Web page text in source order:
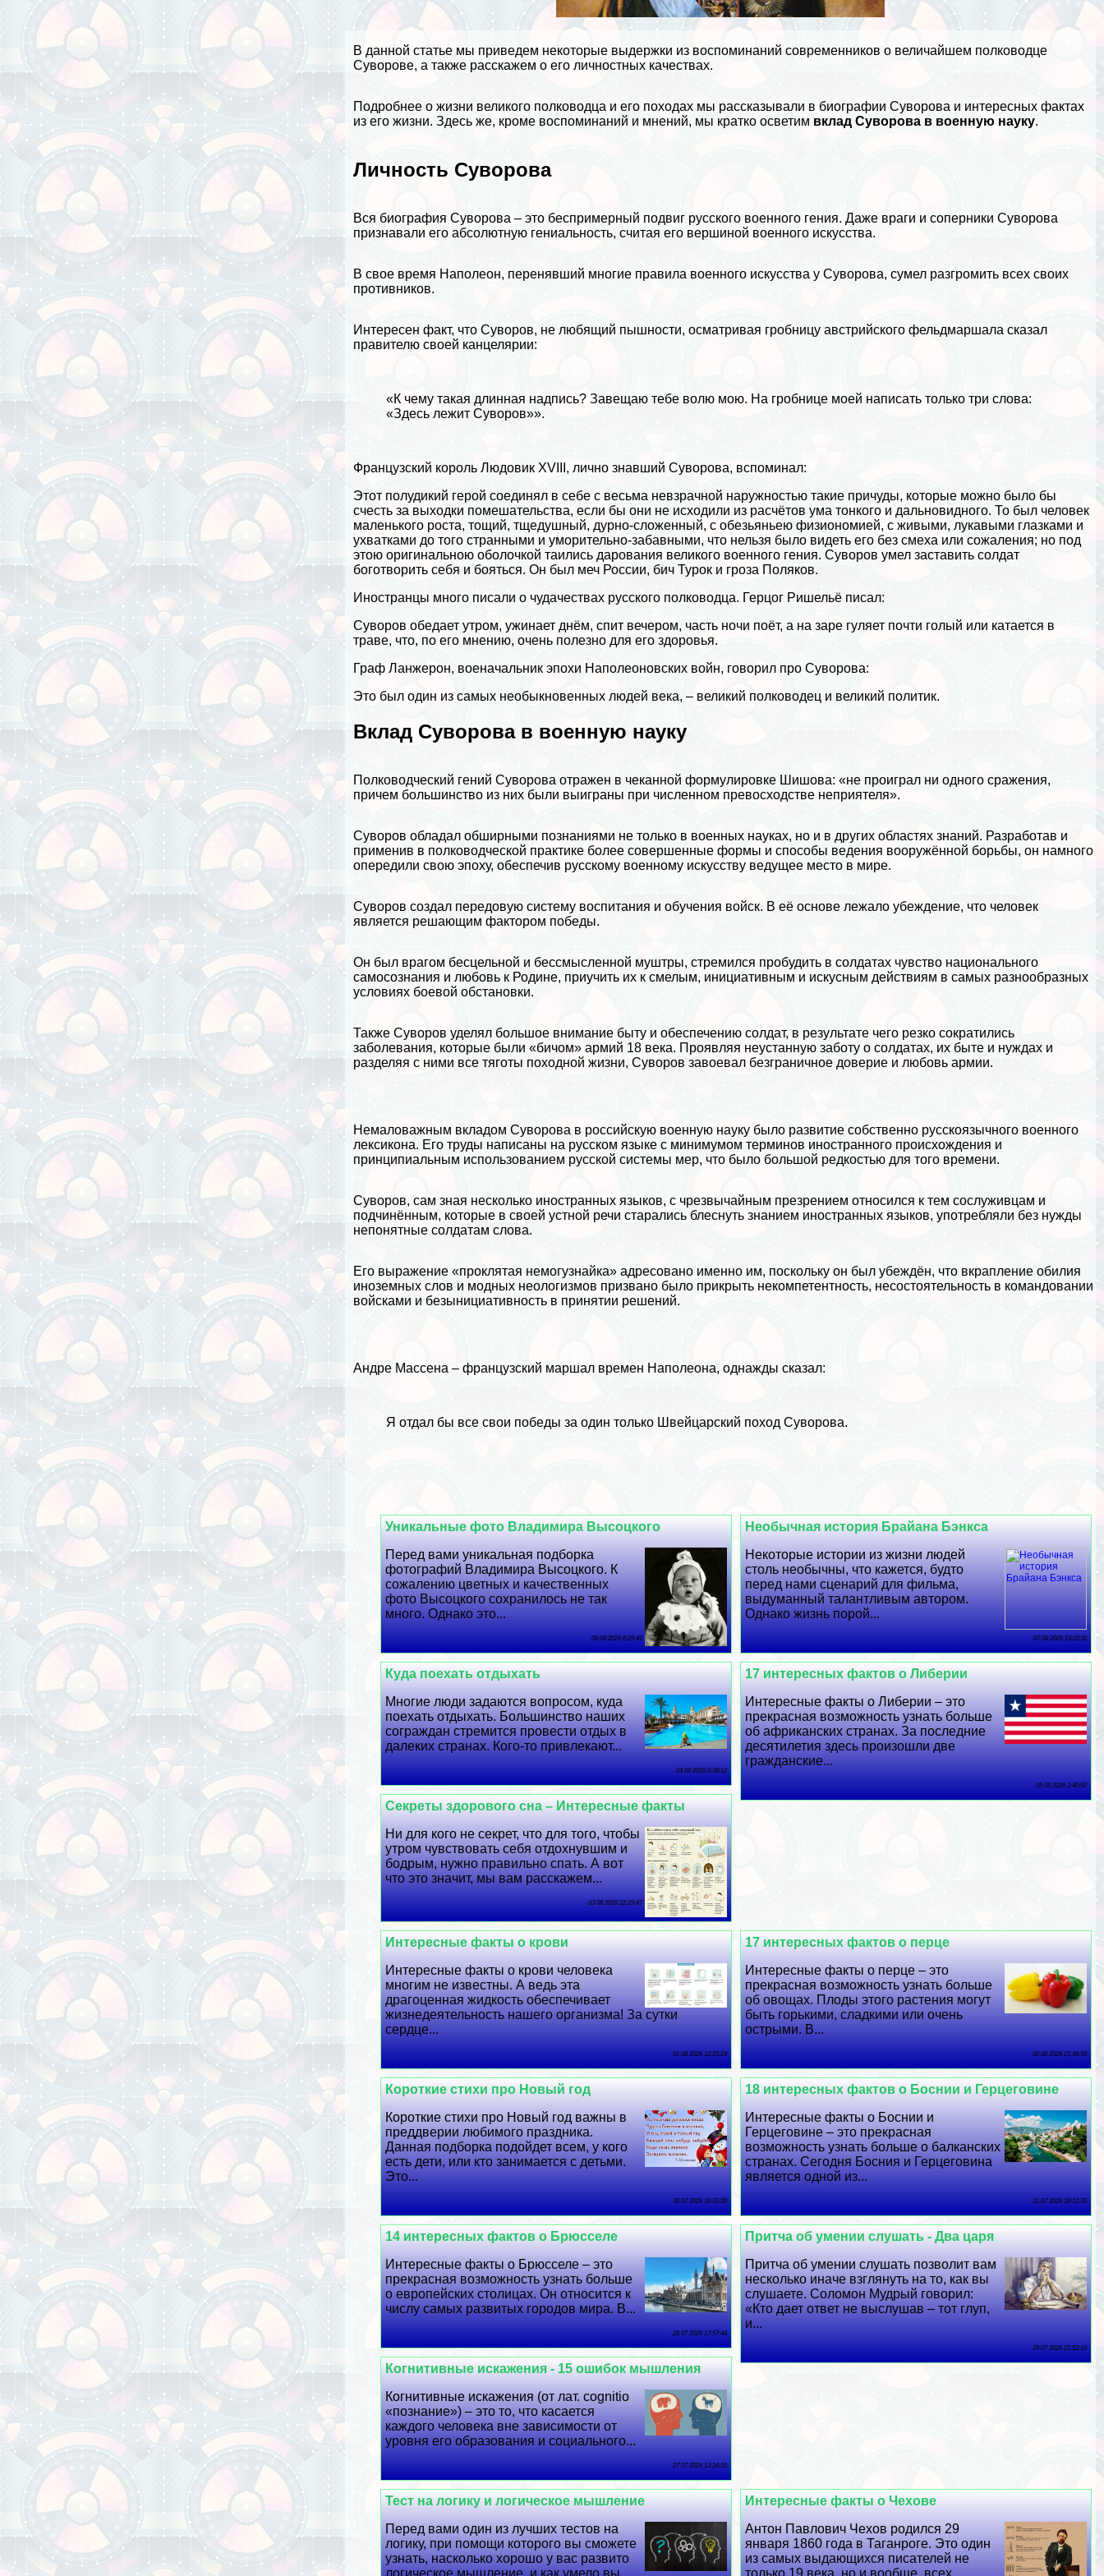
В данной статье мы приведем некоторые выдержки из воспоминаний современников о величайшем полководце
Суворове, а также расскажем о его личностных качествах.
Подробнее о жизни великого полководца и его походах мы рассказывали в биографии Суворова и интересных фактах
из его жизни. Здесь же, кроме воспоминаний и мнений, мы кратко осветим вклад Суворова в военную науку.
Личность Суворова
Вся биография Суворова – это беспримерный подвиг русского военного гения. Даже враги и соперники Суворова
признавали его абсолютную гениальность, считая его вершиной военного искусства.
В свое время Наполеон, перенявший многие правила военного искусства у Суворова, сумел разгромить всех своих
противников.
Интересен факт, что Суворов, не любящий пышности, осматривая гробницу австрийского фельдмаршала сказал
правителю своей канцелярии:
«К чему такая длинная надпись? Завещаю тебе волю мою. На гробнице моей написать только три слова:
«Здесь лежит Суворов»».
Французский король Людовик XVIII, лично знавший Суворова, вспоминал:
Этот полудикий герой соединял в себе с весьма невзрачной наружностью такие причуды, которые можно было бы
счесть за выходки помешательства, если бы они не исходили из расчётов ума тонкого и дальновидного. То был человек
маленького роста, тощий, тщедушный, дурно-сложенный, с обезьяньею физиономией, с живыми, лукавыми глазками и
ухватками до того странными и уморительно-забавными, что нельзя было видеть его без смеха или сожаления; но под
этою оригинальною оболочкой таились дарования великого военного гения. Суворов умел заставить солдат
боготворить себя и бояться. Он был меч России, бич Турок и гроза Поляков.
Иностранцы много писали о чудачествах русского полководца. Герцог Ришельё писал:
Суворов обедает утром, ужинает днём, спит вечером, часть ночи поёт, а на заре гуляет почти гoлый или катается в
траве, что, по его мнению, очень полезно для его здоровья.
Граф Ланжерон, военачальник эпохи Наполеоновских войн, говорил про Суворова:
Это был один из самых необыкновенных людей века, – великий полководец и великий политик.
Вклад Суворова в военную науку
Полководческий гений Суворова отражен в чеканной формулировке Шишова: «не проиграл ни одного сражения,
причем большинство из них были выиграны при численном превосходстве неприятеля».
Суворов обладал обширными познаниями не только в военных науках, но и в других областях знаний. Разработав и
применив в полководческой пpaктике более совершенные формы и способы ведения вооружённой борьбы, он намного
опередили свою эпоху, обеспечив русскому военному искусству ведущее место в мире.
Суворов создал передовую систему воспитания и обучения войск. В её основе лежало убеждение, что человек
является решающим фактором победы.
Он был врагом бесцельной и бессмысленной муштры, стремился пробудить в солдатах чувство национального
самосознания и любовь к Родине, приучить их к смелым, инициативным и искусным действиям в самых разнообразных
условиях боевой обстановки.
Также Суворов уделял большое внимание быту и обеспечению солдат, в результате чего резко сократились
заболевания, которые были «бичом» армий 18 века. Проявляя неустанную заботу о солдатах, их быте и нуждах и
разделяя с ними все тяготы походной жизни, Суворов завоевал безграничное доверие и любовь армии.
Немаловажным вкладом Суворова в российскую военную науку было развитие собственно русскоязычного военного
лексикона. Его труды написаны на русском языке с минимумом терминов иностранного происхождения и
принципиальным использованием русской системы мер, что было большой редкостью для того времени.
Суворов, сам зная несколько иностранных языков, с чрезвычайным презрением относился к тем сослуживцам и
подчинённым, которые в своей устной речи старались блеснуть знанием иностранных языков, употрeбляли без нужды
непонятные солдатам слова.
Его выражение «проклятая немогузнайка» адресовано именно им, поскольку он был убеждён, что вкрапление обилия
иноземных слов и модных неологизмов призвано было прикрыть некомпетентность, несостоятельность в комaндовании
войсками и безынициативность в принятии решений.
Андре Массена – французский маршал времен Наполеона, однажды сказал:
Я отдал бы все свои победы за один только Швейцарский поход Суворова.
Необычная история Брайана Бэнкса
Некоторые истории из жизни людей
столь необычны, что кажется, будто
перед нами сценарий для фильма,
выдуманный талантливым автором.
Однако жизнь порой...
07 08 2026 19:22:11
Уникальные фото Владимира Высоцкого
Перед вами уникальная подборка
фотографий Владимира Высоцкого. К
сожалению цветных и качественных
фото Высоцкого сохранилось не так
много. Однако это...
06 08 2026 8:25:49
17 интересных фактов о Либерии
Интересные факты о Либерии – это
прекрасная возможность узнать больше
об африканских странах. За последние
десятилетия здесь произошли две
гражданские...
05 08 2026 2:40:50
Куда поехать отдыхать
Многие люди задаются вопросом, куда
поехать отдыхать. Большинство наших
сограждан стремится провести отдых в
далеких странах. Кого-то привлекают...
04 08 2026 0:38:12
Секреты здорового сна – Интересные факты
Ни для кого не секрет, что для того, чтобы
утром чувствовать себя отдохнувшим и
бодрым, нужно правильно спать. А вот
что это значит, мы вам расскажем...
03 08 2026 22:29:47
17 интересных фактов о перце
Интересные факты о перце – это
прекрасная возможность узнать больше
об овощах. Плоды этого растения могут
быть горькими, сладкими или очень
острыми. В...
02 08 2026 21:48:59
Интересные факты о крови
Интересные факты о крови человека
многим не известны. А ведь эта
драгоценная жидкость обеспечивает
жизнедеятельность нашего организма! За сутки
сердце...
01 08 2026 12:25:24
18 интересных фактов о Боснии и Герцеговине
Интересные факты о Боснии и
Герцеговине – это прекрасная
возможность узнать больше о балканских
странах. Сегодня Босния и Герцеговина
является одной из...
31 07 2026 18:12:35
Короткие стихи про Новый год
Короткие стихи про Новый год важны в
преддверии любимого праздника.
Данная подборка подойдет всем, у кого
есть дети, или кто занимается с детьми.
Это...
30 07 2026 16:33:20
Притча об умении слушать - Два царя
Притча об умении слушать позволит вам
несколько иначе взглянуть на то, как вы
слушаете. Соломон Мудрый говорил:
«Кто дает ответ не выслушав – тот глуп,
и...
29 07 2026 21:52:19
14 интересных фактов о Брюсселе
Интересные факты о Брюсселе – это
прекрасная возможность узнать больше
о европейских столицах. Он относится к
числу самых развитых городов мира. В...
28 07 2026 17:57:44
Когнитивные искажения - 15 ошибок мышления
Когнитивные искажения (от лат. cognitiо
«познание») – это то, что касается
каждого человека вне зависимости от
уровня его образования и социального...
27 07 2026 13:24:10
Интересные факты о Чехове
Антон Павлович Чехов родился 29
января 1860 года в Таганроге. Это один
из самых выдающихся писателей не
только 19 века, но и вообще, всех
Тест на логику и логическое мышление
Перед вами один из лучших тестов на
логику, при помощи которого вы сможете
узнать, насколько хорошо у вас развито
логическое мышление, и как умело вы...